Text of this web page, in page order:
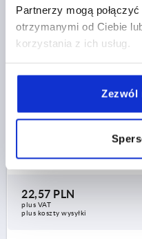
Partnerzy mogą
otrzymanymi od Ciebie
korzystania z ich usług.
Zezwól
TYP PRODUKTU=SIŁA
MATERIAŁ KOŁKA=STAL
RODZAJ MOCOWANIA
POWIERZCHNIA CZĘŚCI
B1=17,5
B2=4,6 B3=18
S=2
Nr zamówienia:K2500.02231
22,57 PLN
plus VAT
plus koszty wysyłki